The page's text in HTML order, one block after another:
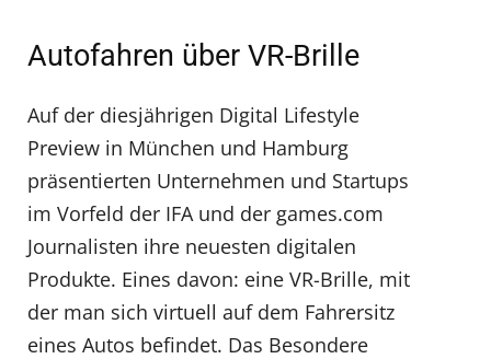
Autofahren über VR-Brille
Auf der diesjährigen Digital Lifestyle
Preview in München und Hamburg
präsentierten Unternehmen und Startups
im Vorfeld der IFA und der games.com
Journalisten ihre neuesten digitalen
Produkte. Eines davon: eine VR-Brille, mit
der man sich virtuell auf dem Fahrersitz
eines Autos befindet. Das Besondere